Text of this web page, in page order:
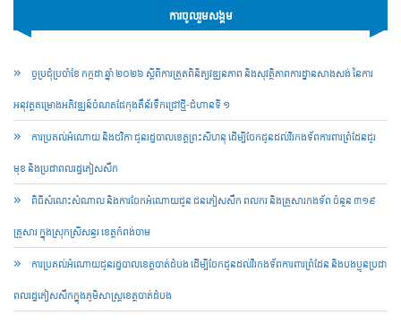
ការចូលរួមសង្គម
ច្ចប្រជុំប្រចាំខែ កក្កដា ឆ្នាំ ២០២៦ ស្តីពីការត្រួតពិនិត្យវឌ្ឍនភាព និងសុវត្ថិភាពការដ្ឋានសាងសង់ នៃការ
អនុវត្តគម្រោងអភិវឌ្ឍន៍ចំណតផែកុងតឺន័រទឹកជ្រៅថ្មី-ជំហានទី ១
ការប្រគល់អំណោយ និងថវិកា ជូនរដ្ឋបាលខេត្តព្រះសីហនុ ដើម្បីចែកជូនដល់វីរកងទ័ពការពារព្រំដែនជួរ
មុខ និងប្រជាពលរដ្ឋភៀសសឹក
ពិធីសំណេះសំណាល និងការចែកអំណោយជូន ជនភៀសសឹក ពលករ និងគ្រួសារកងទ័ព ចំនួន ៣១៩
គ្រួសារ ក្នុងស្រុកស្រីសន្ធរ ខេត្តកំពង់ចាម
ការប្រគល់អំណោយជូនរដ្ឋបាលខេត្តបាត់ដំបង ដើម្បីចែកជូនដល់វីរកងទ័ពការពារព្រំដែន និងបងប្អូនប្រជា
ពលរដ្ឋភៀសសឹកក្នុងភូមិសាស្ត្រខេត្តបាត់ដំបង